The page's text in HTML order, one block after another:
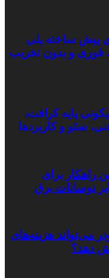
پیش ساخته پلی
فوری و بدون تخریب
پایه کرافت،
سئو و کاربردها
راهکار برای
نوسانات برق
می‌تواند هزینه‌های
دهد؟